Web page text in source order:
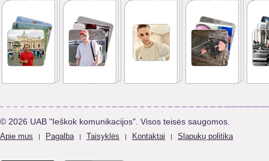
© 2026 UAB "Ieškok komunikacijos". Visos teisės saugomos.
Apie mus | Pagalba | Taisyklės | Kontaktai | Slapukų politika